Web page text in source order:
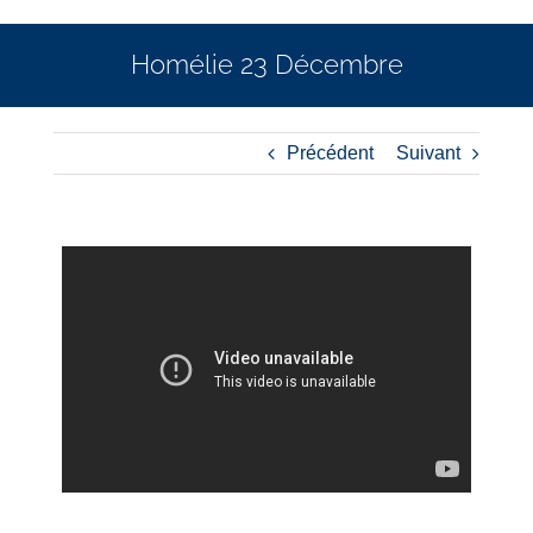
Homélie 23 Décembre
Précédent Suivant